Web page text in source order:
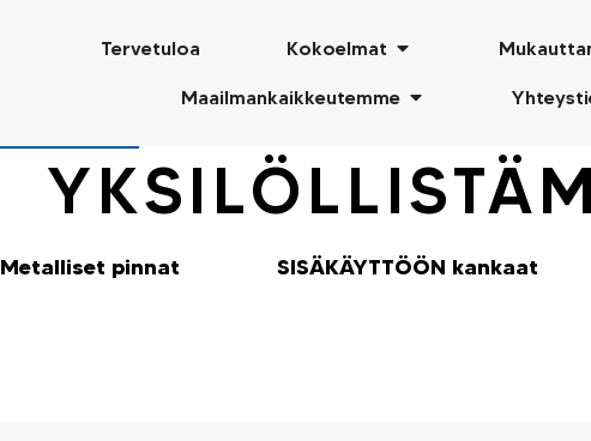
Tervetuloa Kokoelmat
Maailmankaikkeutemme
Metalliset pinnat SISÄKÄYTTÖÖN kankaat